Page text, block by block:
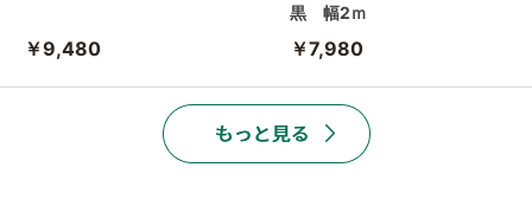
￥9,480
黒 幅2ｍ
￥7,980